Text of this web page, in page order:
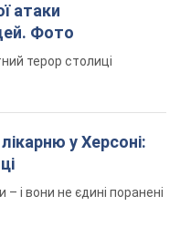
атаки
Фото
терор столиці
у Херсоні:
і вони не єдині поранені